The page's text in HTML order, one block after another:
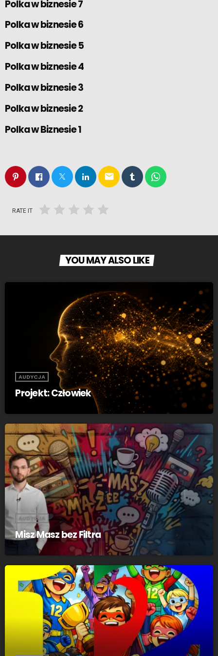
Polka w biznesie 7
Polka w biznesie 6
Polka w biznesie 5
Polka w biznesie 4
Polka w biznesie 3
Polka w biznesie 2
Polka w Biznesie 1
email
RATE IT
YOU MAY ALSO LIKE
AUDYCJA
Projekt: Człowiek
AUDYCJA
Misz Masz bez Filtra